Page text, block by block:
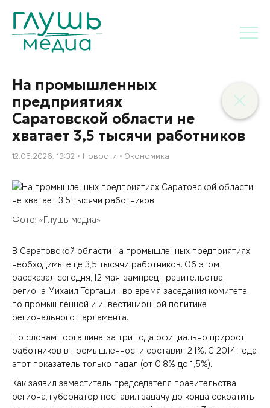
На промышленных
предприятиях
Саратовской области не
хватает 3,5 тысячи работников
12.05.2026, 13:32 Новости Экономика
Фото: «Глушь медиа»
В Саратовской области на промышленных предприятиях
необходимы еще 3,5 тысячи работников. Об этом
рассказал сегодня, 12 мая, зампред правительства
региона Михаил Торгашин во время заседания комитета
по промышленной и инвестиционной политике
регионального парламента.
По словам Торгашина, за три года официально прирост
работников в промышленности составил 2,1%. C 2014 года
этот показатель только падал (от 0,8% до 1,5%).
Как заявил заместитель председателя правительства
региона, губернатор поставил задачу до конца сократить